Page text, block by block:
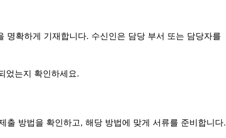
명확하게 기재합니다. 수신인은 담당 부서 또는 담당자를
었는지 확인하세요.
출 방법을 확인하고, 해당 방법에 맞게 서류를 준비합니다.